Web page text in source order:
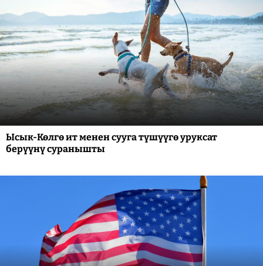
Ысык-Көлгө ит менен сууга түшүүгө уруксат
берүүнү суранышты